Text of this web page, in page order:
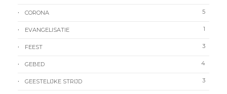
CORONA 5
EVANGELISATIE 1
FEEST 3
GEBED 4
GEESTELIJKE STRIJD 3